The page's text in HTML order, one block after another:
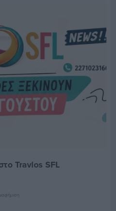
Travlos SFL